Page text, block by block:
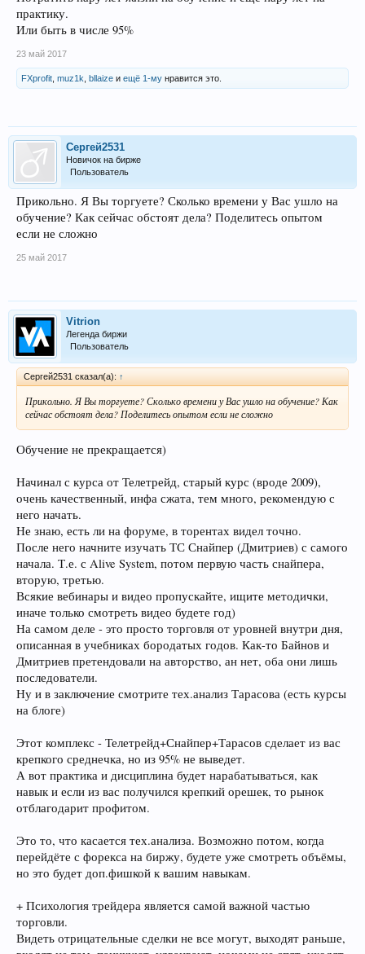
практику.
Или быть в числе 95%
23 май 2017
FXprofit muz1k bllaize и ещё 1-му нравится это.
Сергей2531
Новичок на бирже
Пользователь
Прикольно. Я Вы торгуете? Сколько времени у Вас ушло на
обучение? Как сейчас обстоят дела? Поделитесь опытом
если не сложно
25 май 2017
Vitrion
Легенда биржи
Пользователь
Сергей2531 сказал(а): ↑
Прикольно. Я Вы торгуете? Сколько времени у Вас ушло на обучение? Как
сейчас обстоят дела? Поделитесь опытом если не сложно
Обучение не прекращается)
Начинал с курса от Телетрейд, старый курс (вроде 2009),
очень качественный, инфа сжата, тем много, рекомендую с
него начать.
Не знаю, есть ли на форуме, в торентах видел точно.
После него начните изучать ТС Снайпер (Дмитриев) с самого
начала. Т.е. с Alive System, потом первую часть снайпера,
вторую, третью.
Всякие вебинары и видео пропускайте, ищите методички,
иначе только смотреть видео будете год)
На самом деле - это просто торговля от уровней внутри дня,
описанная в учебниках бородатых годов. Как-то Байнов и
Дмитриев претендовали на авторство, ан нет, оба они лишь
последователи.
Ну и в заключение смотрите тех.анализ Тарасова (есть курсы
на блоге)
Этот комплекс - Телетрейд+Снайпер+Тарасов сделает из вас
крепкого среднечка, но из 95% не выведет.
А вот практика и дисциплина будет нарабатываться, как
навык и если из вас получился крепкий орешек, то рынок
отблагодарит профитом.
Это то, что касается тех.анализа. Возможно потом, когда
перейдёте с форекса на биржу, будете уже смотреть объёмы,
но это будет доп.фишкой к вашим навыкам.
+ Психология трейдера является самой важной частью
торговли.
Видеть отрицательные сделки не все могут, выходят раньше,